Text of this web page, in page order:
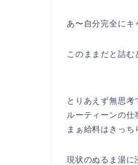
あ〜自分完全にキ
このままだと詰む
とりあえず無思考
ルーティーンの仕
まぁ給料はきっち
現状のぬるま湯に